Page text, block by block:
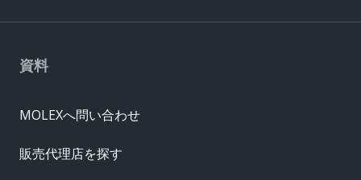
資料
MOLEXへ問い合わせ
販売代理店を探す